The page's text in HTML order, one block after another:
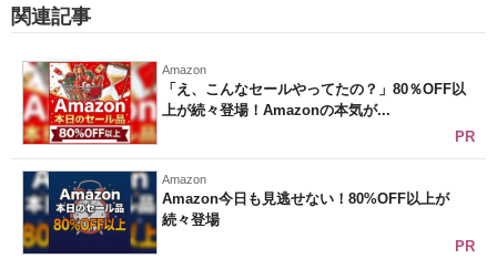
関連記事
Amazon
「え、こんなセールやってたの？」80％OFF以
上が続々登場！Amazonの本気が...
PR
Amazon
Amazon今日も見逃せない！80%OFF以上が
続々登場
PR